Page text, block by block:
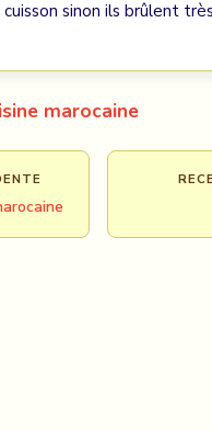
sinon ils brûlent
marocaine